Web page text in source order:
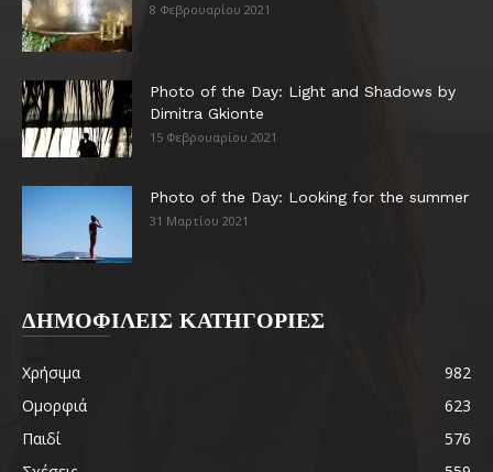
8 Φεβρουαρίου 2021
Photo of the Day: Light and Shadows by
Dimitra Gkionte
15 Φεβρουαρίου 2021
Photo of the Day: Looking for the summer
31 Μαρτίου 2021
ΔΗΜΟΦΙΛΕΙΣ ΚΑΤΗΓΟΡΙΕΣ
Χρήσιμα
982
Ομορφιά
623
Παιδί
576